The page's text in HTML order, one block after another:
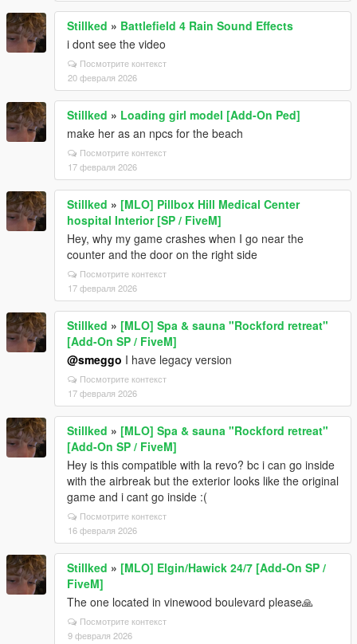
Stillked » Battlefield 4 Rain Sound Effects
i dont see the video
Посмотрите контекст
20 февраля 2026
Stillked » Loading girl model [Add-On Ped]
make her as an npcs for the beach
Посмотрите контекст
17 февраля 2026
Stillked » [MLO] Pillbox Hill Medical Center
hospital Interior [SP / FiveM]
Hey, why my game crashes when I go near the
counter and the door on the right side
Посмотрите контекст
17 февраля 2026
Stillked » [MLO] Spa & sauna "Rockford retreat"
[Add-On SP / FiveM]
@smeggo I have legacy version
Посмотрите контекст
17 февраля 2026
Stillked » [MLO] Spa & sauna "Rockford retreat"
[Add-On SP / FiveM]
Hey is this compatible with la revo? bc i can go inside
with the airbreak but the exterior looks like the original
game and i cant go inside :(
Посмотрите контекст
16 февраля 2026
Stillked » [MLO] Elgin/Hawick 24/7 [Add-On SP /
FiveM]
The one located in vinewood boulevard please🙏
Посмотрите контекст
9 февраля 2026